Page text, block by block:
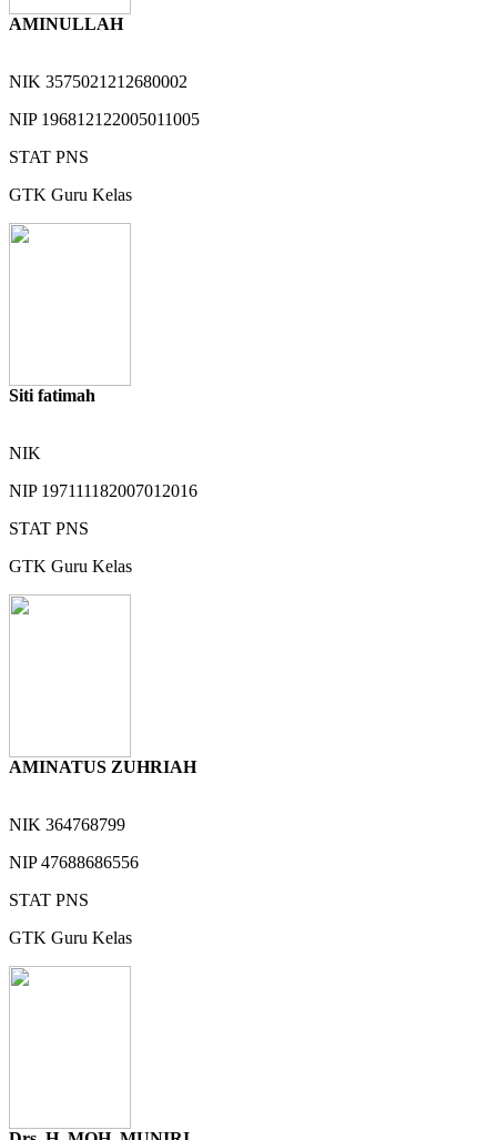
AMINULLAH
NIK 3575021212680002
NIP 196812122005011005
STAT PNS
GTK Guru Kelas
Siti fatimah
NIK
NIP 197111182007012016
STAT PNS
GTK Guru Kelas
AMINATUS ZUHRIAH
NIK 364768799
NIP47688686556
STAT PNS
GTK Guru Kelas